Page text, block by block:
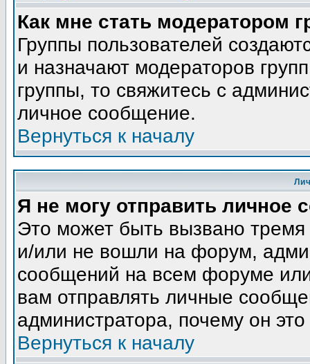
Как мне стать модератором
Группы пользователей
и назначают модераторов
группы, то свяжитесь с
личное сообщение.
Вернуться к началу
Я не могу отправить личное
Это может быть вызвано
и/или не вошли на форум,
сообщений на всем форуме
вам отправлять личные
администратора, почему он
Вернуться к началу